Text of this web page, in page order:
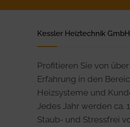
Kessler Heiztechnik GmbH
Profitieren Sie von
Erfahrung in den
Heizsysteme und
Jedes Jahr werden ca.
Staub- und Stressfrei